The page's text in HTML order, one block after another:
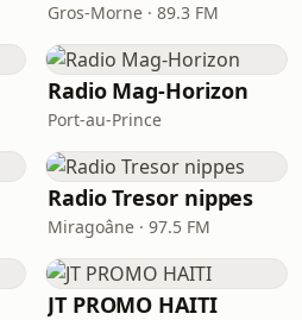
Gros-Morne · 89.3 FM
Radio Mag-Horizon
Port-au-Prince
Radio Tresor nippes
Miragoâne · 97.5 FM
JT PROMO HAITI